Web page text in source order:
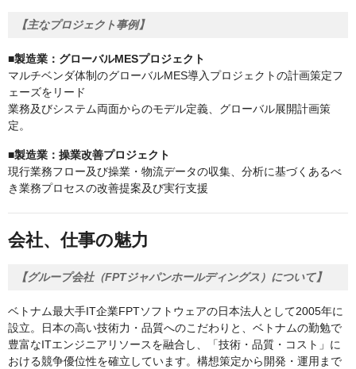
【主なプロジェクト事例】
■製造業：グローバルMESプロジェクト
マルチベンダ体制のグローバルMES導入プロジェクトの計画策定フ
ェーズをリード
業務及びシステム両面からのモデル定義、グローバル展開計画策
定。
■製造業：操業改善プロジェクト
現行業務フロー及び操業・物流データの収集、分析に基づくあるべ
き業務プロセスの改善提案及び実行支援
会社、仕事の魅力
【グループ会社（FPTジャパンホールディングス）について】
ベトナム最大手IT企業FPTソフトウェアの日本法人として2005年に
設立。日本の高い技術力・品質へのこだわりと、ベトナムの勤勉で
豊富なITエンジニアリソースを融合し、「技術・品質・コスト」に
おける競争優位性を確立しています。構想策定から開発・運用まで